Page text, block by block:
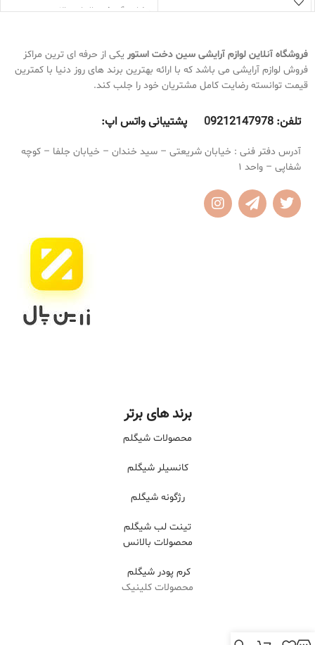
رنگ کرم پودر و کانسیلر را تغییر نمیدهد
روی پوست حس سنگینی نمیدهد
باعث صاف و یکدست شدن میکاپ
میشود
پوشانندگی فوق العاده بالا
فاقد چربی
مناسب برای انواع پوست به خصوص
پوستهای چرب
ایجاد فینیش یکدست و فیلتر مانند روی
حجم 11 گرم
فروشگاه آنلاین لوازم آرایشی سین دخت استور یکی از حرفه ای ترین مراکز
فروش لوازم آرایشی می باشد که با ارائه بهترین برند های روز دنیا با کمترین
قیمت توانسته رضایت کامل مشتریان خود را جلب کند.
تلفن: 09212147978 پشتیبانی واتس اپ:
آدرس دفتر فنی : خیابان شریعتی – سید خندان – خیابان جلفا – کوچه
شفاپی – واحد 1
برند های برتر
محصولات شیگلم
کانسیلر شیگلم
رژگونه شیگلم
تینت لب شیگلم
محصولات بالانس
کرم پودر شیگلم
محصولات کلینیک